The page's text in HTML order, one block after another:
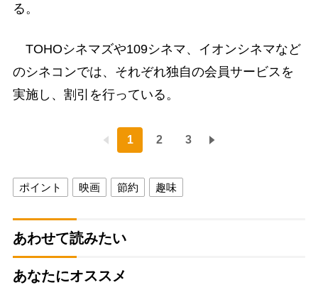
る。
TOHOシネマズや109シネマ、イオンシネマなど
のシネコンでは、それぞれ独自の会員サービスを
実施し、割引を行っている。
1 2 3
ポイント 映画 節約 趣味
あわせて読みたい
あなたにオススメ